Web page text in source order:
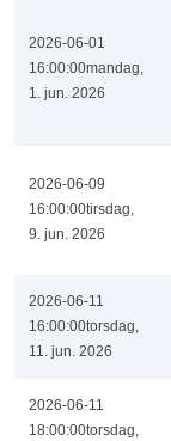
2026-06-01
16:00:00mandag,
1. jun. 2026
2026-06-09
16:00:00tirsdag,
9. jun. 2026
2026-06-11
16:00:00torsdag,
11. jun. 2026
2026-06-11
18:00:00torsdag,